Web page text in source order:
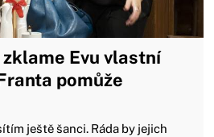
Evu vlastní
pomůže
ještě šanci. Ráda by jejich